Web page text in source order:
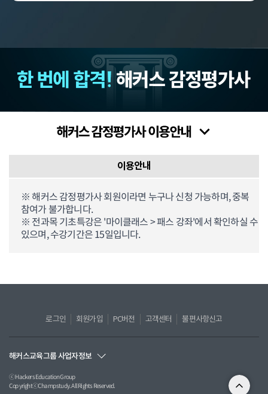
이용안내
※ 해커스 감정평가사 회원이라면 누구나 신청 가능하며, 중복
참여가 불가합니다.
※ 전과목 기초특강은 '마이클래스 > 패스 강좌'에서 확인하실 수
있으며, 수강기간은 15일입니다.
로그인 회원가입 PC버전 고객센터 불편사항신고
해커스교육그룹 사업자정보
ⓒ Hackers Education Group
CopyrightⓒChampstudy. All Rights Reserved.